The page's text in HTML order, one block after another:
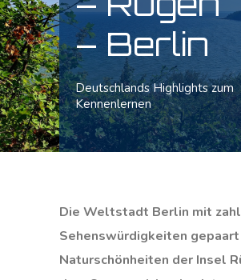
– Berlin
Deutschlands Highlights zum
Kennenlernen
Die Weltstadt Berlin mit
Sehenswürdigkeiten
Naturschönheiten der Insel